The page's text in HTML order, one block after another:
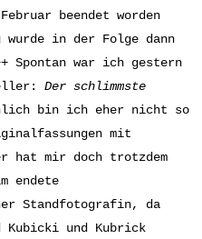
beendet worden
in der Folge dann
Spontan war ich gestern
Der schlimmste
bin ich eher nicht so
mit
hat mir doch trotzdem
endete
Standfotografin, da
Kubicki und Kubrick